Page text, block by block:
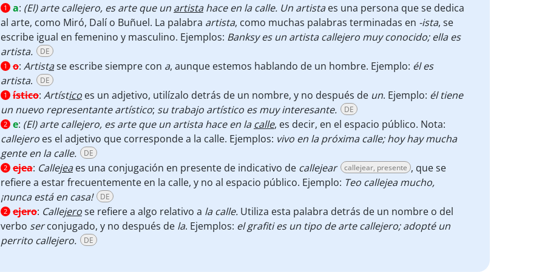
1 a: (El) arte callejero, es arte que un artistahace en la calle. Un artistaes una persona que se dedica
al arte, como Miró, Dalí o Buñuel. La palabra artista, como muchas palabras terminadas en -ista, se
escribe igual en femenino y masculino. Ejemplos: Banksy es un artista callejero muy conocido; ella es
artista.
DE
1 o: Artistase escribe siempre con a, aunque estemos hablando de un hombre. Ejemplo: él es
artista. DE
1 ístico: Artístico es un adjetivo, utilízalo detrás de un nombre, y no después de un. Ejemplo: él tiene
un nuevo representante artístico; su trabajo artístico es muy interesante. DE
2 e: (El) arte callejero, es arte que un artista hace en lacalle, es decir, en el espacio público. Nota:
callejero es el adjetivo que corresponde a la calle. Ejemplos: vivo en la próxima calle; hoy hay mucha
gente en la calle.
DE
2 ejea: Callejea es una conjugación en presente de indicativo de callejear callejear, presente , que se
refiere a estar frecuentemente en la calle, y no al espacio público. Ejemplo: Teo callejea mucho,
¡nunca está en casa!
DE
2 ejero: Callejerose refiere a algo relativo a la calle. Utiliza esta palabra detrás de un nombre o del
verbo serconjugado, y no después de la. Ejemplos: el grafiti es un tipo de arte callejero; adopté un
perrito callejero.
DE